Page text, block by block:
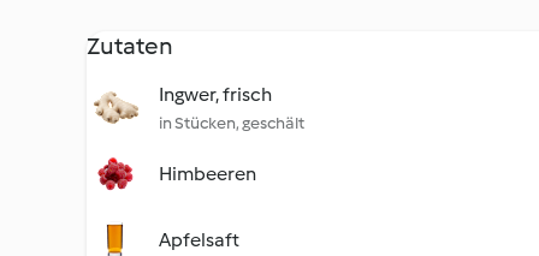
Zutaten
Ingwer, frisch
in Stücken, geschält
Himbeeren
Apfelsaft